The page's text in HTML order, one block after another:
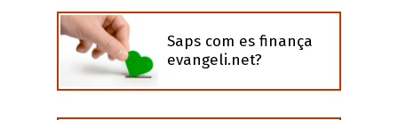
Saps com es finança
evangeli.net?